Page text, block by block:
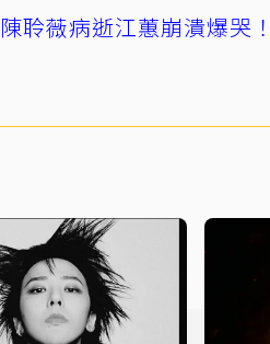
陳聆薇病逝江蕙崩潰爆哭